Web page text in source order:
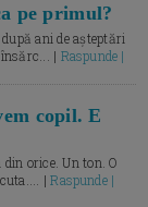
pe primul?
ani de așteptări
| Raspunde |
copil. E
orice. Un ton. O
|Raspunde |